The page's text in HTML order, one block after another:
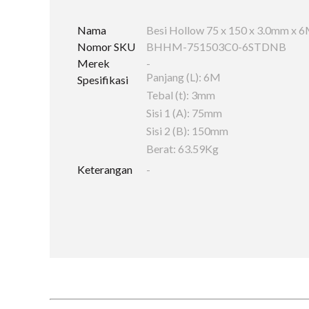
Nama
Besi Hollow 75 x 150 x 3.0mm x
Nomor SKU
BHHM-751503C0-6STDNB
Merek
-
Spesifikasi
Panjang (L): 6M
Tebal (t): 3mm
Sisi 1 (A): 75mm
Sisi 2 (B): 150mm
Berat: 63.59Kg
Keterangan
-